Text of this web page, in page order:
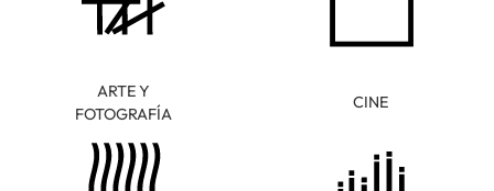
ARTE Y
FOTOGRAFÍA
CINE